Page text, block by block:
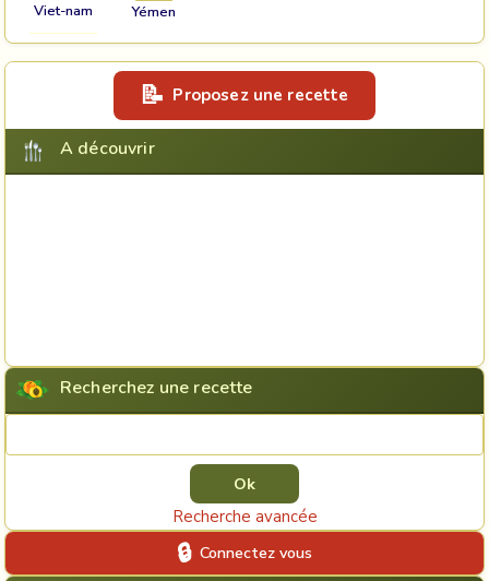
Viet-nam Yémen
Proposez une recette
A découvrir
Recherchez une recette
Recherche avancée
Connectez vous